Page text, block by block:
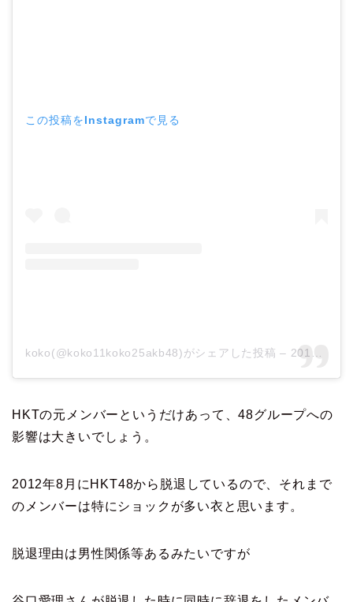
この投稿をInstagramで見る
koko(@koko11koko25akb48)がシェアした投稿 – 2014年12月月14日午後1時16分PST
HKTの元メンバーというだけあって、48グループへの
影響は大きいでしょう。
2012年8月にHKT48から脱退しているので、それまで
のメンバーは特にショックが多い衣と思います。
脱退理由は男性関係等あるみたいですが